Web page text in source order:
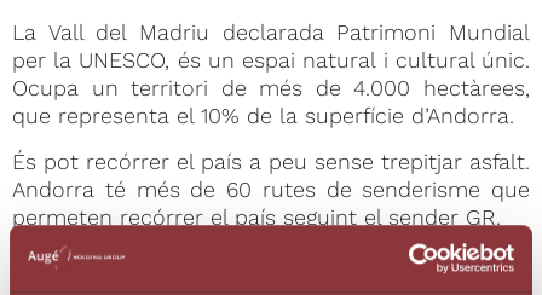
La Vall del Madriu declarada Patrimoni Mundial
per la UNESCO, és un espai natural i cultural únic.
Ocupa un territori de més de 4.000 hectàrees,
que representa el 10% de la superfície d’Andorra.
És pot recórrer el país a peu sense trepitjar asfalt.
Andorra té més de 60 rutes de senderisme que
permeten recórrer el país seguint el sender GR.
11 – Andorra, coneguda per ser el territori